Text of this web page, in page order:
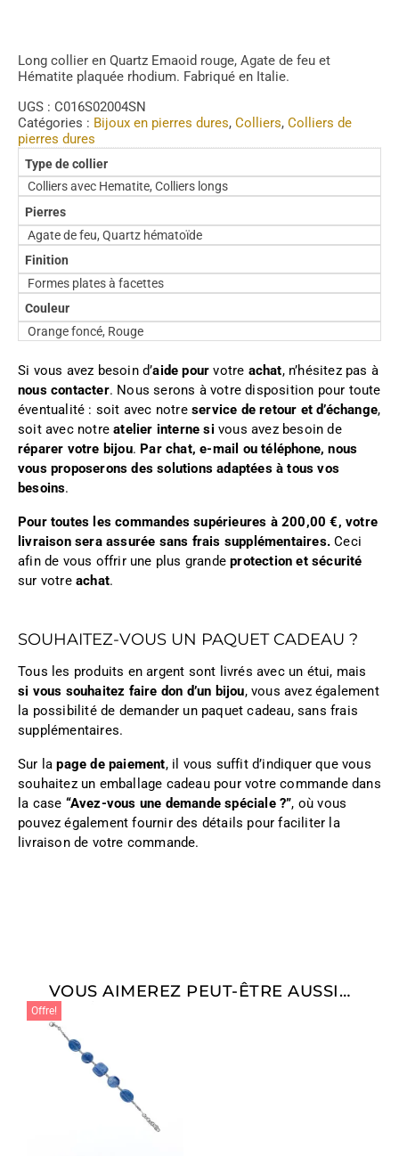
Long collier en Quartz Emaoid rouge, Agate de feu et
Hématite plaquée rhodium. Fabriqué en Italie.
UGS : C016S02004SN
Catégories : Bijoux en pierres dures, Colliers, Colliers de
pierres dures
Type de collier
Colliers avec Hematite, Colliers longs
Pierres
Agate de feu, Quartz hématoïde
Finition
Formes plates à facettes
Couleur
Orange foncé, Rouge
Si vous avez besoin d’aide pour votre achat, n’hésitez pas à
nous contacter. Nous serons à votre disposition pour toute
éventualité : soit avec notre service de retour et d’échange,
soit avec notreatelier interne si vous avez besoin de
réparer votre bijou. Par chat, e-mail ou téléphone, nous
vous proposerons des solutions adaptées à tous vos
besoins.
Pour toutes les commandes supérieures à 200,00 €, votre
livraison sera assurée sans frais supplémentaires. Ceci
afin de vous offrir une plus grandeprotection et sécurité
sur votre achat.
SOUHAITEZ-VOUS UN PAQUET CADEAU ?
Tous les produits en argent sont livrés avec un étui, mais
si vous souhaitez faire don d’un bijou, vous avez également
la possibilité de demander un paquet cadeau, sans frais
supplémentaires.
Sur lapage de paiement, il vous suffit d’indiquer que vous
souhaitez un emballage cadeau pour votre commande dans
la case “Avez-vous une demande spéciale ?”, où vous
pouvez également fournir des détails pour faciliter la
livraison de votre commande.
VOUS AIMEREZ PEUT-ÊTRE AUSSI…
Offre!